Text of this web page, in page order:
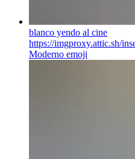
blanco yendo al cine
https://imgproxy.attic.sh/
Moderno emoji